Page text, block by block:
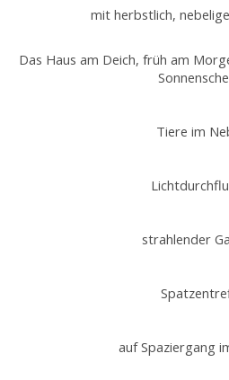
mit herbstlich,
Das Haus am Deich, früh am
Tiere im
strahlender
auf Spaziergang